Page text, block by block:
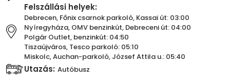
Felszállási helyek:
Debrecen, Főnix csarnok parkoló, Kassai út: 03:00
Nyíregyháza, OMV benzinkút, Debreceni út: 04:00
Polgár Outlet, benzinkút: 04:50
Tiszaújváros, Tesco parkoló: 05:10
Miskolc, Auchan-parkoló, József Attila u.: 05:40
Utazás: Autóbusz